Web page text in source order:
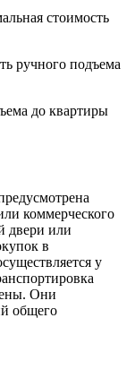
стоимость
ручного подъема
до квартиры
коммерческого
двери или
в
у
Они
общего